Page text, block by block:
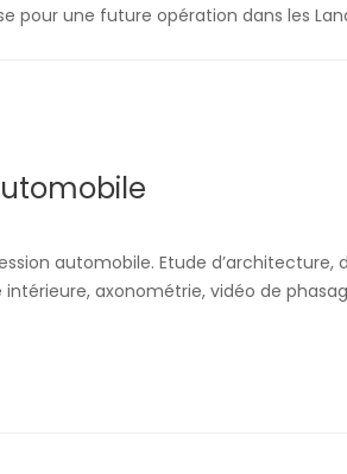
pour une future opération dans les
automobile. Etude
axonométrie, vidéo de